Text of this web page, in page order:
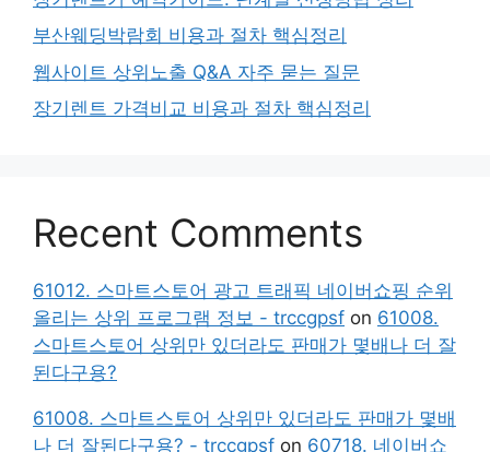
부산웨딩박람회 비용과 절차 핵심정리
웹사이트 상위노출 Q&A 자주 묻는 질문
장기렌트 가격비교 비용과 절차 핵심정리
Recent Comments
61012. 스마트스토어 광고 트래픽 네이버쇼핑 순위
올리는 상위 프로그램 정보 - trccgpsf on 61008.
스마트스토어 상위만 있더라도 판매가 몇배나 더 잘
된다구용?
61008. 스마트스토어 상위만 있더라도 판매가 몇배
나 더 잘된다구용? - trccgpsf on 60718. 네이버쇼